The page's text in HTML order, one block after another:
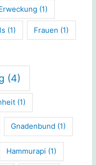
(1)
(1) Frauen (1)
(4)
(1)
Gnadenbund (1)
Hammurapi (1)